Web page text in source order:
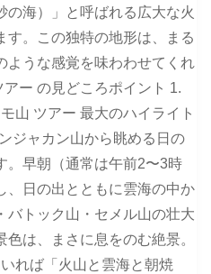
の海）」と呼ばれる広大な火
す。この独特の地形は、まる
ような感覚を味わわせてくれ
アー の見どころポイント 1.
山 ツアー 最大のハイライト
ジャカン山から眺める日の
。早朝（通常は午前2〜3時
、日の出とともに雲海の中か
バトック山・セメル山の壮大
は、まさに息をのむ絶景。
れば「火山と雲海と朝焼